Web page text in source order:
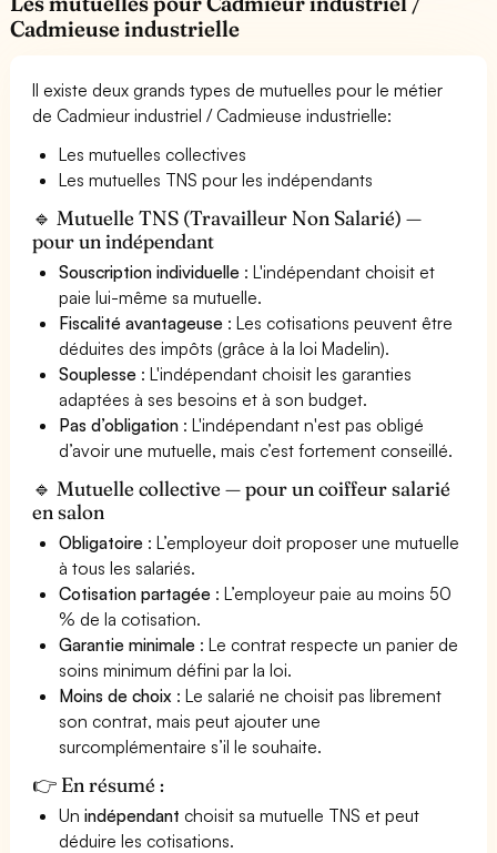
Cadmieuse industrielle
Il existe deux grands types de mutuelles pour le métier
de Cadmieur industriel / Cadmieuse industrielle:
Les mutuelles collectives
Les mutuelles TNS pour les indépendants
🔹 Mutuelle TNS (Travailleur Non Salarié) —
pour un indépendant
Souscription individuelle : L'indépendant choisit et
paie lui-même sa mutuelle.
Fiscalité avantageuse : Les cotisations peuvent être
déduites des impôts (grâce à la loi Madelin).
Souplesse : L'indépendant choisit les garanties
adaptées à ses besoins et à son budget.
Pas d’obligation : L'indépendant n'est pas obligé
d’avoir une mutuelle, mais c’est fortement conseillé.
🔹 Mutuelle collective — pour un coiffeur salarié
en salon
Obligatoire : L’employeur doit proposer une mutuelle
à tous les salariés.
Cotisation partagée : L’employeur paie au moins 50
% de la cotisation.
Garantie minimale : Le contrat respecte un panier de
soins minimum défini par la loi.
Moins de choix : Le salarié ne choisit pas librement
son contrat, mais peut ajouter une
surcomplémentaire s’il le souhaite.
👉 En résumé :
Unindépendant choisit sa mutuelle TNS et peut
déduire les cotisations.